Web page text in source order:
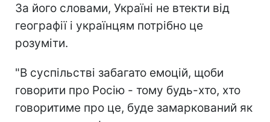
За його словами, Україні не втекти від
географії і українцям потрібно це
розуміти.
"В суспільстві забагато емоцій, щоби
говорити про Росію - тому будь-хто, хто
говоритиме про це, буде замаркований як